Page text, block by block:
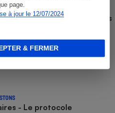
page.
à jour le 12/07/2024
& FERMER
- Le bilan désastreux des
- Le protocole